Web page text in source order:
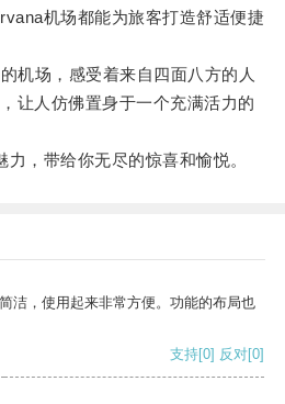
机场都能为旅客打造舒适便捷
场，感受着来自四面八方的人
让人仿佛置身于一个充满活力的
，带给你无尽的惊喜和愉悦。
洁，使用起来非常方便。功能的布局也
支持[0] 反对[0]